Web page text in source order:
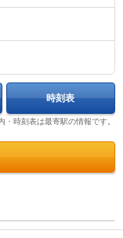
時刻表
・時刻表は最寄駅の情報です。